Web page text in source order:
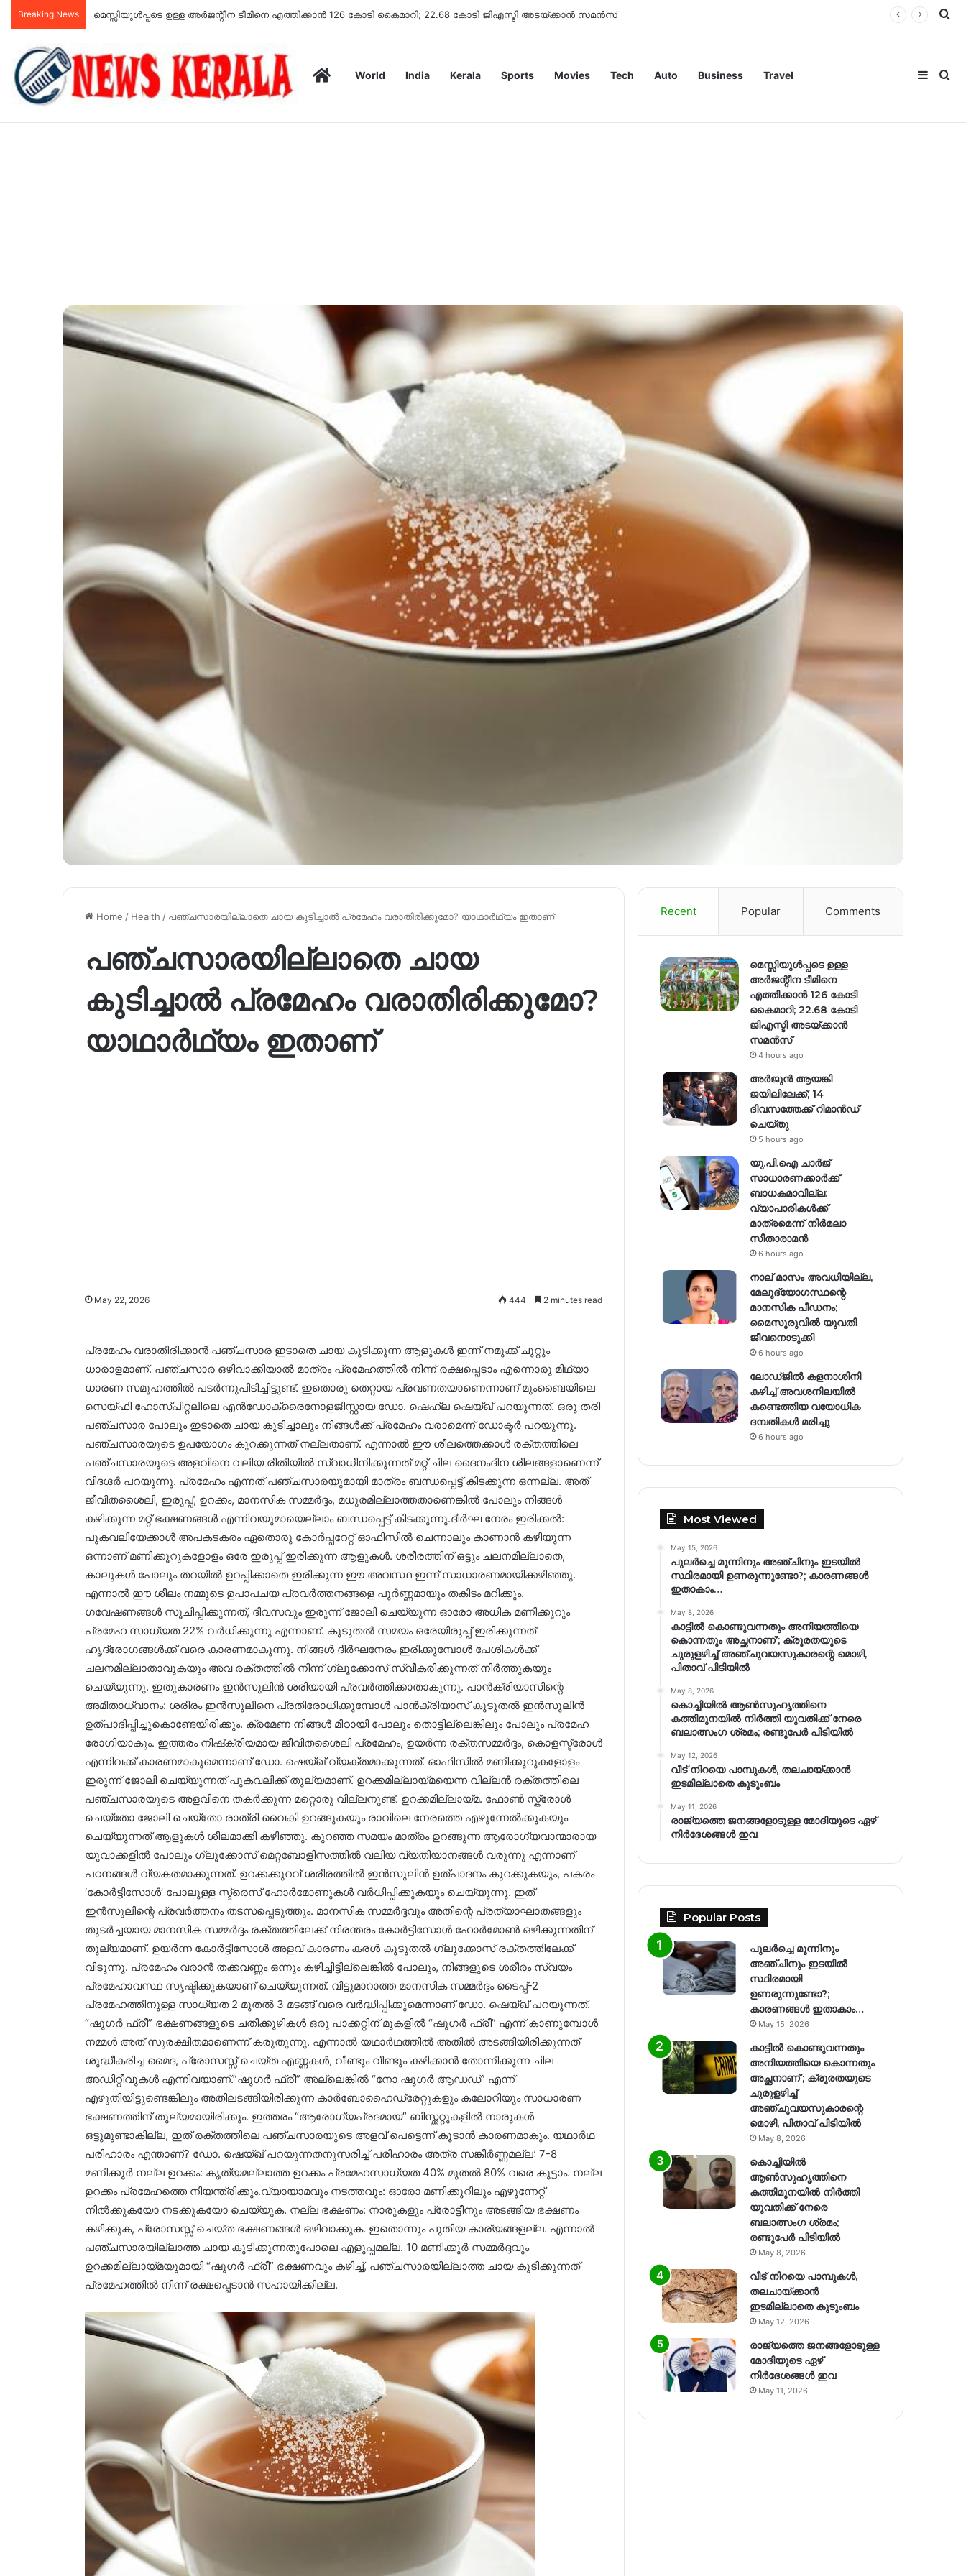
Breaking News അർജുൻ ആയങ്കി ജയിലിലേക്ക്; 14 ദിവസത്തേക്ക് റിമാൻഡ് ചെയ്തു
HomeWorld India Kerala Sports Movies Tech Auto Business Travel
Home / Health / പഞ്ചസാരയില്ലാതെ ചായ കുടിച്ചാൽ പ്രമേഹം വരാതിരിക്കുമോ? യാഥാർഥ്യം ഇതാണ്
പഞ്ചസാരയില്ലാതെ ചായ
കുടിച്ചാൽ പ്രമേഹം വരാതിരിക്കുമോ?
യാഥാർഥ്യം ഇതാണ്
May 22, 2026 444 2 minutes read
പ്രമേഹം വരാതിരിക്കാൻ പഞ്ചസാര ഇടാതെ ചായ കുടിക്കുന്ന ആളുകൾ ഇന്ന് നമുക്ക് ചുറ്റും
ധാരാളമാണ്. പഞ്ചസാര ഒഴിവാക്കിയാൽ മാത്രം പ്രമേഹത്തിൽ നിന്ന് രക്ഷപ്പെടാം എന്നൊരു മിഥ്യാ
ധാരണ സമൂഹത്തിൽ പടർന്നുപിടിച്ചിട്ടുണ്ട്. ഇതൊരു തെറ്റായ പ്രവണതയാണെന്നാണ് മുംബൈയിലെ
സെയ്ഫി ഹോസ്പിറ്റലിലെ എൻഡോക്രൈനോളജിസ്റ്റായ ഡോ. ഷെഹ്ല ഷെയ്ഖ് പറയുന്നത്. ഒരു തരി
പഞ്ചസാര പോലും ഇടാതെ ചായ കുടിച്ചാലും നിങ്ങൾക്ക് പ്രമേഹം വരാമെന്ന് ഡോക്ടർ പറയുന്നു.
പഞ്ചസാരയുടെ ഉപയോഗം കുറക്കുന്നത് നല്ലതാണ്. എന്നാൽ ഈ ശീലത്തെക്കാൾ രക്തത്തിലെ
പഞ്ചസാരയുടെ അളവിനെ വലിയ രീതിയിൽ സ്വാധീനിക്കുന്നത് മറ്റ് ചില ദൈനംദിന ശീലങ്ങളാണെന്ന്
വിദഗ്ദർ പറയുന്നു. പ്രമേഹം എന്നത് പഞ്ചസാരയുമായി മാത്രം ബന്ധപ്പെട്ട് കിടക്കുന്ന ഒന്നല്ല. അത്
ജീവിതശൈലി, ഇരുപ്പ്, ഉറക്കം, മാനസിക സമ്മർദ്ദം, മധുരമില്ലാത്തതാണെങ്കിൽ പോലും നിങ്ങൾ
കഴിക്കുന്ന മറ്റ് ഭക്ഷണങ്ങൾ എന്നിവയുമായെല്ലാം ബന്ധപ്പെട്ട് കിടക്കുന്നു.ദീർഘ നേരം ഇരിക്കൽ:
പുകവലിയേക്കാൾ അപകടകരം ഏതൊരു കോർപ്പറേറ്റ് ഓഫിസിൽ ചെന്നാലും കാണാൻ കഴിയുന്ന
ഒന്നാണ് മണിക്കൂറുകളോളം ഒരേ ഇരുപ്പ് ഇരിക്കുന്ന ആളുകൾ. ശരീരത്തിന് ഒട്ടും ചലനമില്ലാതെ,
കാലുകൾ പോലും തറയിൽ ഉറപ്പിക്കാതെ ഇരിക്കുന്ന ഈ അവസ്ഥ ഇന്ന് സാധാരണമായിക്കഴിഞ്ഞു.
എന്നാൽ ഈ ശീലം നമ്മുടെ ഉപാപചയ പ്രവർത്തനങ്ങളെ പൂർണ്ണമായും തകിടം മറിക്കും.
ഗവേഷണങ്ങൾ സൂചിപ്പിക്കുന്നത്, ദിവസവും ഇരുന്ന് ജോലി ചെയ്യുന്ന ഓരോ അധിക മണിക്കൂറും
പ്രമേഹ സാധ്യത 22% വർധിക്കുന്നു എന്നാണ്. കൂടുതൽ സമയം ഒരേയിരുപ്പ് ഇരിക്കുന്നത്
ഹൃദ്രോഗങ്ങൾക്ക് വരെ കാരണമാകുന്നു. നിങ്ങൾ ദീർഘനേരം ഇരിക്കുമ്പോൾ പേശികൾക്ക്
ചലനമില്ലാതാവുകയും അവ രക്തത്തിൽ നിന്ന് ഗ്ലൂക്കോസ് സ്വീകരിക്കുന്നത് നിർത്തുകയും
ചെയ്യുന്നു. ഇതുകാരണം ഇൻസുലിൻ ശരിയായി പ്രവർത്തിക്കാതാകുന്നു. പാൻക്രിയാസിന്റെ
അമിതാധ്വാനം: ശരീരം ഇൻസുലിനെ പ്രതിരോധിക്കുമ്പോൾ പാൻക്രിയാസ് കൂടുതൽ ഇൻസുലിൻ
ഉത്പാദിപ്പിച്ചുകൊണ്ടേയിരിക്കും. ക്രമേണ നിങ്ങൾ മിഠായി പോലും തൊട്ടില്ലെങ്കിലും പോലും പ്രമേഹ
രോഗിയാകും. ഇത്തരം നിഷ്‌ക്രിയമായ ജീവിതശൈലി പ്രമേഹം, ഉയർന്ന രക്തസമ്മർദ്ദം, കൊളസ്ട്രോൾ
എന്നിവക്ക് കാരണമാകുമെന്നാണ് ഡോ. ഷെയ്ഖ് വ്യക്തമാക്കുന്നത്. ഓഫിസിൽ മണിക്കൂറുകളോളം
ഇരുന്ന് ജോലി ചെയ്യുന്നത് പുകവലിക്ക് തുല്യമാണ്. ഉറക്കമില്ലായ്മയെന്ന വില്ലൻ രക്തത്തിലെ
പഞ്ചസാരയുടെ അളവിനെ തകർക്കുന്ന മറ്റൊരു വില്ലനുണ്ട്. ഉറക്കമില്ലായ്മ. ഫോൺ സ്ക്രോൾ
ചെയ്തോ ജോലി ചെയ്തോ രാത്രി വൈകി ഉറങ്ങുകയും രാവിലെ നേരത്തെ എഴുന്നേൽക്കുകയും
ചെയ്യുന്നത് ആളുകൾ ശീലമാക്കി കഴിഞ്ഞു. കുറഞ്ഞ സമയം മാത്രം ഉറങ്ങുന്ന ആരോഗ്യവാന്മാരായ
യുവാക്കളിൽ പോലും ഗ്ലൂക്കോസ് മെറ്റബോളിസത്തിൽ വലിയ വ്യതിയാനങ്ങൾ വരുന്നു എന്നാണ്
പഠനങ്ങൾ വ്യകതമാക്കുന്നത്. ഉറക്കക്കുറവ് ശരീരത്തിൽ ഇൻസുലിൻ ഉത്പാദനം കുറക്കുകയും, പകരം
‘കോർട്ടിസോൾ’ പോലുള്ള സ്ട്രെസ് ഹോർമോണുകൾ വർധിപ്പിക്കുകയും ചെയ്യുന്നു. ഇത്
ഇൻസുലിന്റെ പ്രവർത്തനം തടസപ്പെടുത്തും. മാനസിക സമ്മർദ്ദവും അതിന്റെ പ്രത്യാഘാതങ്ങളും
തുടർച്ചയായ മാനസിക സമ്മർദ്ദം രക്തത്തിലേക്ക് നിരന്തരം കോർട്ടിസോൾ ഹോർമോൺ ഒഴിക്കുന്നതിന്
തുല്യമാണ്. ഉയർന്ന കോർട്ടിസോൾ അളവ് കാരണം കരൾ കൂടുതൽ ഗ്ലൂക്കോസ് രക്തത്തിലേക്ക്
വിടുന്നു. പ്രമേഹം വരാൻ തക്കവണ്ണം ഒന്നും കഴിച്ചിട്ടില്ലെങ്കിൽ പോലും, നിങ്ങളുടെ ശരീരം സ്വയം
പ്രമേഹാവസ്ഥ സൃഷ്ടിക്കുകയാണ് ചെയ്യുന്നത്. വിട്ടുമാറാത്ത മാനസിക സമ്മർദ്ദം ടൈപ്പ്-2
പ്രമേഹത്തിനുള്ള സാധ്യത 2 മുതൽ 3 മടങ്ങ് വരെ വർദ്ധിപ്പിക്കുമെന്നാണ് ഡോ. ഷെയ്ഖ് പറയുന്നത്.
“ഷുഗർ ഫ്രീ” ഭക്ഷണങ്ങളുടെ ചതിക്കുഴികൾ ഒരു പാക്കറ്റിന് മുകളിൽ “ഷുഗർ ഫ്രീ” എന്ന് കാണുമ്പോൾ
നമ്മൾ അത് സുരക്ഷിതമാണെന്ന് കരുതുന്നു. എന്നാൽ യഥാർഥത്തിൽ അതിൽ അടങ്ങിയിരിക്കുന്നത്
ശുദ്ധീകരിച്ച മൈദ, പ്രോസസ്സ് ചെയ്ത എണ്ണകൾ, വീണ്ടും വീണ്ടും കഴിക്കാൻ തോന്നിക്കുന്ന ചില
അഡിറ്റീവുകൾ എന്നിവയാണ്.”ഷുഗർ ഫ്രീ” അല്ലെങ്കിൽ “നോ ഷുഗർ ആഡഡ്” എന്ന്
എഴുതിയിട്ടുണ്ടെങ്കിലും അതിലടങ്ങിയിരിക്കുന്ന കാർബോഹൈഡ്രേറ്റുകളും കലോറിയും സാധാരണ
ഭക്ഷണത്തിന് തുല്യമായിരിക്കും. ഇത്തരം “ആരോഗ്യപ്രദമായ” ബിസ്ക്കറ്റുകളിൽ നാരുകൾ
ഒട്ടുമുണ്ടാകില്ല, ഇത് രക്തത്തിലെ പഞ്ചസാരയുടെ അളവ് പെട്ടെന്ന് കൂടാൻ കാരണമാകും. യഥാർഥ
പരിഹാരം എന്താണ്? ഡോ. ഷെയ്ഖ് പറയുന്നതനുസരിച്ച് പരിഹാരം അത്ര സങ്കീർണ്ണമല്ല: 7-8
മണിക്കൂർ നല്ല ഉറക്കം: കൃത്യമല്ലാത്ത ഉറക്കം പ്രമേഹസാധ്യത 40% മുതൽ 80% വരെ കൂട്ടാം. നല്ല
ഉറക്കം പ്രമേഹത്തെ നിയന്ത്രിക്കും.വ്യായാമവും നടത്തവും: ഓരോ മണിക്കൂറിലും എഴുന്നേറ്റ്
നിൽക്കുകയോ നടക്കുകയോ ചെയ്യുക. നല്ല ഭക്ഷണം: നാരുകളും പ്രോട്ടീനും അടങ്ങിയ ഭക്ഷണം
കഴിക്കുക, പ്രോസസ്സ് ചെയ്ത ഭക്ഷണങ്ങൾ ഒഴിവാക്കുക. ഇതൊന്നും പുതിയ കാര്യങ്ങളല്ല. എന്നാൽ
പഞ്ചസാരയില്ലാത്ത ചാ‍യ കുടിക്കുന്നതുപോലെ എളുപ്പമല്ല. 10 മണിക്കൂർ സമ്മർദ്ദവും
ഉറക്കമില്ലായ്മയുമായി “ഷുഗർ ഫ്രീ” ഭക്ഷണവും കഴിച്ച്, പഞ്ചസാരയില്ലാത്ത ചായ കുടിക്കുന്നത്
പ്രമേഹത്തിൽ നിന്ന് രക്ഷപ്പെടാൻ സഹായിക്കില്ല.
Recent Popular Comments
മെസ്സിയുൾപ്പടെ ഉള്ള
അർജന്റീന ടീമിനെ
എത്തിക്കാൻ 126 കോടി
കൈമാറി; 22.68 കോടി
ജിഎസ്ടി അടയ്ക്കാൻ
സമൻസ്
4 hours ago
അർജുൻ ആയങ്കി
ജയിലിലേക്ക്; 14
ദിവസത്തേക്ക് റിമാൻഡ്
ചെയ്തു
5 hours ago
യു.പി.ഐ ചാർജ്
സാധാരണക്കാർക്ക്
ബാധകമാവില്ല:
വ്യാപാരികൾക്ക്
മാത്രമെന്ന് നിർമലാ
സീതാരാമൻ
6 hours ago
നാല് മാസം അവധിയില്ല,
മേലുദ്യോഗസ്ഥന്റെ
മാനസിക പീഡനം;
മൈസൂരുവിൽ യുവതി
ജീവനൊടുക്കി
6 hours ago
ലോഡ്ജിൽ കളനാശിനി
കഴിച്ച് അവശനിലയിൽ
കണ്ടെത്തിയ വയോധിക
ദമ്പതികൾ മരിച്ചു
6 hours ago
Most Viewed
May 15, 2026
പുലർച്ചെ മൂന്നിനും അഞ്ചിനും ഇടയിൽ
സ്ഥിരമായി ഉണരുന്നുണ്ടോ?; കാരണങ്ങള്‍
ഇതാകാം…
May 8, 2026
കാട്ടിൽ കൊണ്ടുവന്നതും അനിയത്തിയെ
കൊന്നതും അച്ഛനാണ്’; ക്രൂരതയുടെ
ചുരുളഴിച്ച് അഞ്ചുവയസുകാരന്റെ മൊഴി,
പിതാവ് പിടിയിൽ
May 8, 2026
കൊച്ചിയിൽ ആൺസുഹൃത്തിനെ
കത്തിമുനയിൽ നിർത്തി യുവതിക്ക് നേരെ
ബലാത്സംഗ​ ശ്രമം; രണ്ടുപേർ പിടിയിൽ
May 12, 2026
വീട് നിറയെ പാമ്പുകൾ, തലചായ്ക്കാൻ
ഇടമില്ലാതെ കുടുംബം
May 11, 2026
രാജ്യത്തെ ജനങ്ങളോടുള്ള മോദിയുടെ ഏഴ്
നിര്‍ദേശങ്ങള്‍ ഇവ
Popular Posts
പുലർച്ചെ മൂന്നിനും
അഞ്ചിനും ഇടയിൽ
സ്ഥിരമായി
ഉണരുന്നുണ്ടോ?;
കാരണങ്ങള്‍ ഇതാകാം…
May 15, 2026
കാട്ടിൽ കൊണ്ടുവന്നതും
അനിയത്തിയെ കൊന്നതും
അച്ഛനാണ്’; ക്രൂരതയുടെ
ചുരുളഴിച്ച്
അഞ്ചുവയസുകാരന്റെ
മൊഴി, പിതാവ് പിടിയിൽ
May 8, 2026
കൊച്ചിയിൽ
ആൺസുഹൃത്തിനെ
കത്തിമുനയിൽ നിർത്തി
യുവതിക്ക് നേരെ
ബലാത്സംഗ​ ശ്രമം;
രണ്ടുപേർ പിടിയിൽ
May 8, 2026
വീട് നിറയെ പാമ്പുകൾ,
തലചായ്ക്കാൻ
ഇടമില്ലാതെ കുടുംബം
May 12, 2026
രാജ്യത്തെ ജനങ്ങളോടുള്ള
മോദിയുടെ ഏഴ്
നിര്‍ദേശങ്ങള്‍ ഇവ
May 11, 2026